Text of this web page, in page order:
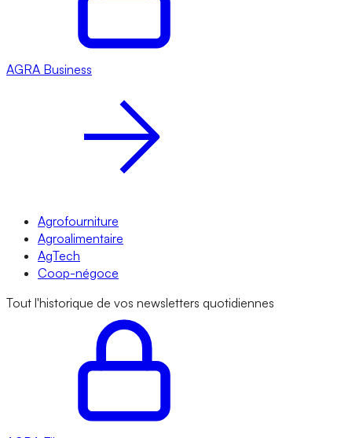
AGRA Business
Agrofourniture
Agroalimentaire
AgTech
Coop-négoce
Tout l'historique de vos newsletters quotidiennes